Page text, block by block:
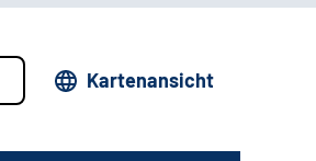
Kartenansicht